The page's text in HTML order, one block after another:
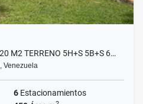
M2 TERRENO 5H+S 5B+S 6…
Venezuela
6 Estacionamientos